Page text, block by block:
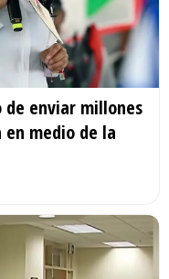
de enviar millones
medio de la